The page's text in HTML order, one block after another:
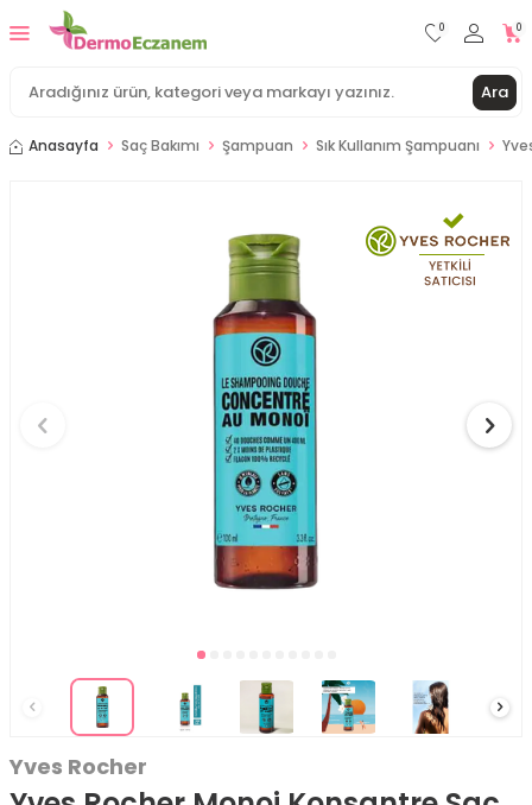
Ara
0 0
Anasayfa Saç Bakımı Şampuan Sık Kullanım Şampuanı
Yves Rocher